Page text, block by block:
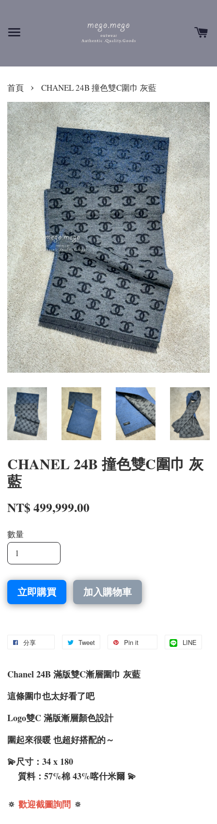
首頁 › CHANEL 24B 撞色雙C圍巾 灰藍
CHANEL 24B 撞色雙C圍巾 灰
藍
NT$ 499,999.00
數量
立即購買 加入購物車
分享 Tweet Pin it LINE
Chanel 24B 滿版雙C漸層圍巾 灰藍
這條圍巾也太好看了吧
Logo雙C 滿版漸層顏色設計
圍起來很暖 也超好搭配的～
💫尺寸：34 x 180
質料：57%棉 43%喀什米爾 💫
🔅 歡迎截圖詢問 🔅